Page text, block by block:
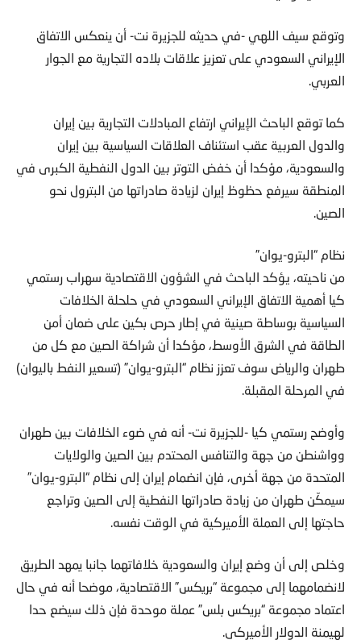
وتوقع سيف اللهي -في حديثه للجزيرة نت- أن ينعكس الاتفاق
الإيراني السعودي على تعزيز علاقات بلاده التجارية مع الجوار
العربي.
كما توقع الباحث الإيراني ارتفاع المبادلات التجارية بين إيران
والدول العربية عقب استئناف العلاقات السياسية بين إيران
والسعودية، مؤكدا أن خفض التوتر بين الدول النفطية الكبرى في
المنطقة سيرفع حظوظ إيران لزيادة صادراتها من البترول نحو
الصين.
نظام “البترو-يوان”
من ناحيته، يؤكد الباحث في الشؤون الاقتصادية سهراب رستمي
كيا أهمية الاتفاق الإيراني السعودي في حلحلة الخلافات
السياسية بوساطة صينية في إطار حرص بكين على ضمان أمن
الطاقة في الشرق الأوسط، مؤكدا أن شراكة الصين مع كل من
طهران والرياض سوف تعزز نظام “البترو-يوان” (تسعير النفط باليوان)
في المرحلة المقبلة.
وأوضح رستمي كيا -للجزيرة نت- أنه في ضوء الخلافات بين طهران
وواشنطن من جهة والتنافس المحتدم بين الصين والولايات
المتحدة من جهة أخرى، فإن انضمام إيران إلى نظام “البترو-يوان”
سيمكّن طهران من زيادة صادراتها النفطية إلى الصين وتراجع
حاجتها إلى العملة الأميركية في الوقت نفسه.
وخلص إلى أن وضع إيران والسعودية خلافاتهما جانبا يمهد الطريق
لانضمامهما إلى مجموعة “بريكس” الاقتصادية، موضحا أنه في حال
اعتماد مجموعة “بريكس بلس” عملة موحدة فإن ذلك سيضع حدا
لهيمنة الدولار الأميركي.